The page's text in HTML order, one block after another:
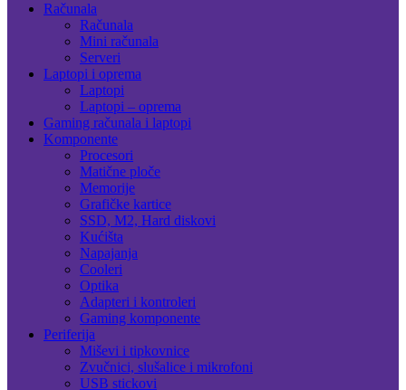
Računala
Računala
Mini računala
Serveri
Laptopi i oprema
Laptopi
Laptopi – oprema
Gaming računala i laptopi
Komponente
Procesori
Matične ploče
Memorije
Grafičke kartice
SSD, M2, Hard diskovi
Kućišta
Napajanja
Cooleri
Optika
Adapteri i kontroleri
Gaming komponente
Periferija
Miševi i tipkovnice
Zvučnici, slušalice i mikrofoni
USB stickovi